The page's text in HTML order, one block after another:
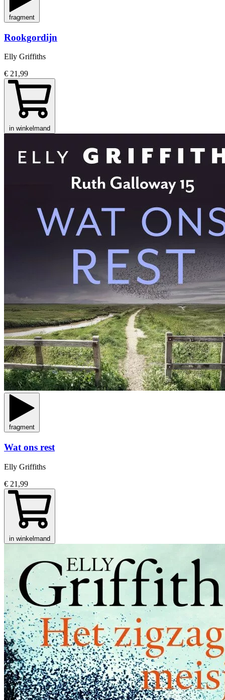
fragment
Rookgordijn
Elly Griffiths
€ 21,99
in winkelmand
fragment
Wat ons rest
Elly Griffiths
€ 21,99
in winkelmand